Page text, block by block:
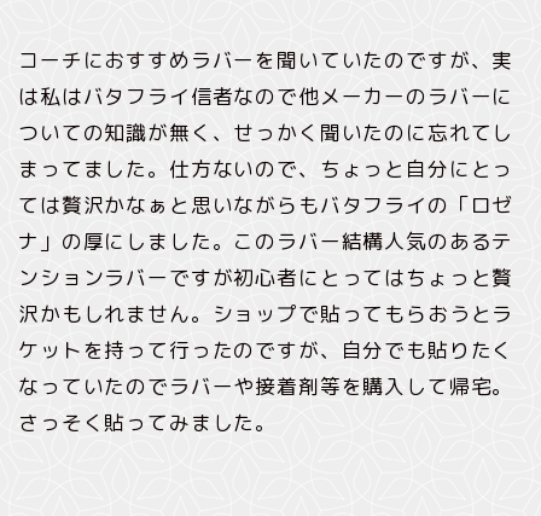
コーチにおすすめラバーを聞いていたのですが、実
は私はバタフライ信者なので他メーカーのラバーに
ついての知識が無く、せっかく聞いたのに忘れてし
まってました。仕方ないので、ちょっと自分にとっ
ては贅沢かなぁと思いながらもバタフライの「ロゼ
ナ」の厚にしました。このラバー結構人気のあるテ
ンションラバーですが初心者にとってはちょっと贅
沢かもしれません。ショップで貼ってもらおうとラ
ケットを持って行ったのですが、自分でも貼りたく
なっていたのでラバーや接着剤等を購入して帰宅。
さっそく貼ってみました。